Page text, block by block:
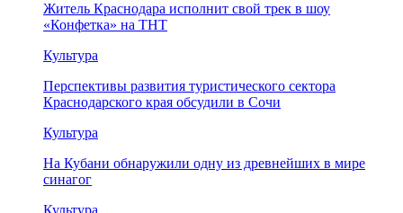
Житель Краснодара исполнит свой трек в шоу
«Конфетка» на ТНТ
Культура
Перспективы развития туристического сектора
Краснодарского края обсудили в Сочи
Культура
На Кубани обнаружили одну из древнейших в мире
синагог
Культура